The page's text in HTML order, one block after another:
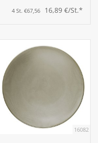
4 St. €67,56 16,89 €/St.*
16082